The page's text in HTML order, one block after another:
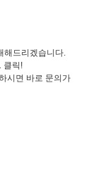
해드리겠습니다.
클릭!
시면 바로 문의가